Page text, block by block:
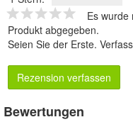
Es wurde
Produkt abgegeben.
Seien Sie der Erste.
Rezension verfassen
Bewertungen